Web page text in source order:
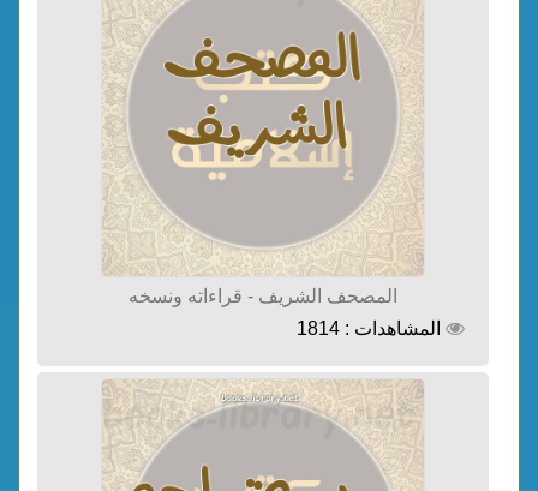
المصحف الشريف - قراءاته ونسخه
المشاهدات : 1814